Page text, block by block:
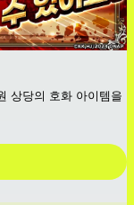
상당의 호화 아이템을